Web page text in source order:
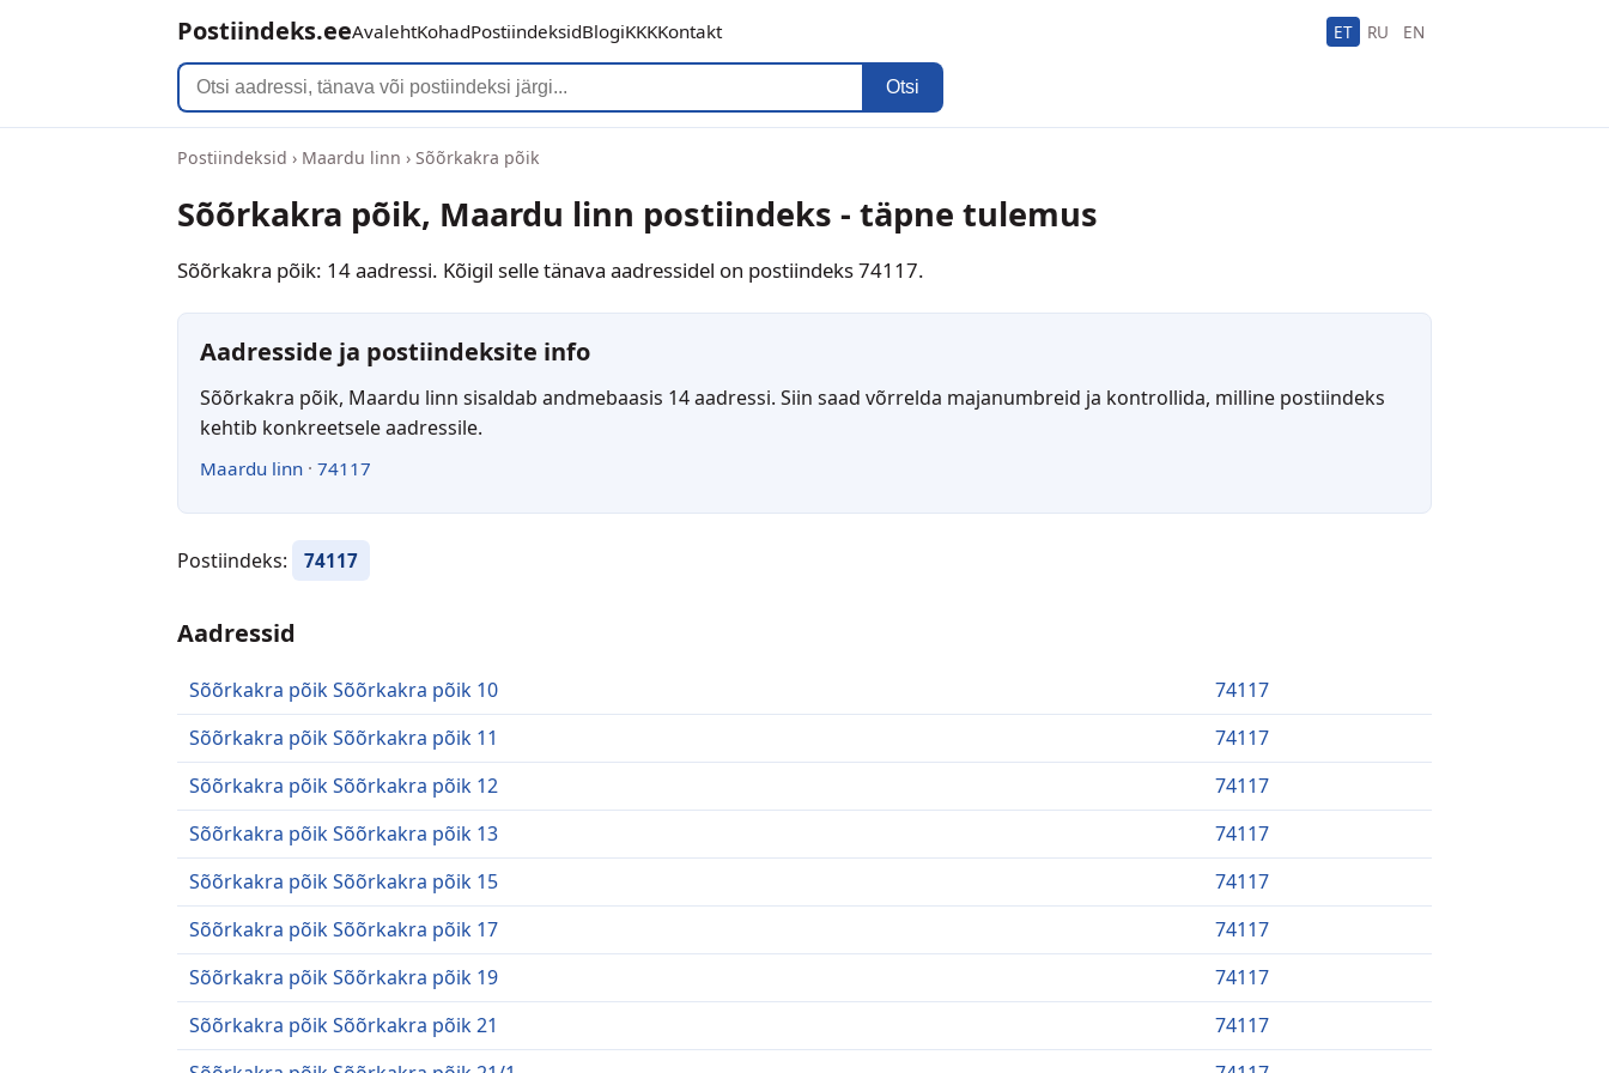
Postiindeks.eeAvalehtKohadPostiindeksidBlogiKKKKontakt ET RU EN
Otsi
Postiindeksid › Maardu linn › Sõõrkakra põik
Sõõrkakra põik, Maardu linn postiindeks - täpne tulemus
Sõõrkakra põik: 14 aadressi. Kõigil selle tänava aadressidel on postiindeks 74117.
Aadresside ja postiindeksite info
Sõõrkakra põik, Maardu linn sisaldab andmebaasis 14 aadressi. Siin saad võrrelda majanumbreid ja kontrollida, milline postiindeks
kehtib konkreetsele aadressile.
Maardu linn · 74117
Postiindeks: 74117
Aadressid
Sõõrkakra põik Sõõrkakra põik 10
74117
Sõõrkakra põik Sõõrkakra põik 11
74117
Sõõrkakra põik Sõõrkakra põik 12
74117
Sõõrkakra põik Sõõrkakra põik 13
74117
Sõõrkakra põik Sõõrkakra põik 15
74117
Sõõrkakra põik Sõõrkakra põik 17
74117
Sõõrkakra põik Sõõrkakra põik 19
74117
Sõõrkakra põik Sõõrkakra põik 21
74117